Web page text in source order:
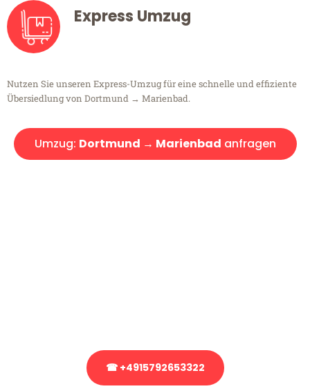
Express Umzug
Nutzen Sie unseren Express-Umzug für eine schnelle und effiziente
Übersiedlung von Dortmund → Marienbad.
Umzug: Dortmund → Marienbad anfragen
☎ +4915792653322